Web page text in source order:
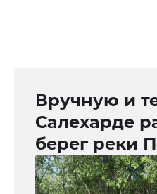
Вручную и
Салехарде
берег реки